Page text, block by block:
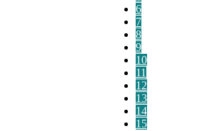
6
7
8
9
10
11
12
13
14
15